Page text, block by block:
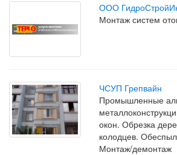
ООО
Монтаж систем
ЧСУП Грепвайн
Промышленные
окон. Обрезка
колодцев.
Монтаж/демонтаж